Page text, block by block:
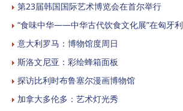
第23届韩国国际艺术博览会在首尔举行
“食味中华——中华古代饮食文化展”在匈牙利
意大利罗马：博物馆度周日
斯洛文尼亚：彩绘蜂箱面板
探访比利时布鲁塞尔漫画博物馆
加拿大多伦多：艺术灯光秀